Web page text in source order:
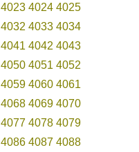
4023 4024 4025
4032 4033 4034
4041 4042 4043
4050 4051 4052
4059 4060 4061
4068 4069 4070
4077 4078 4079
4086 4087 4088